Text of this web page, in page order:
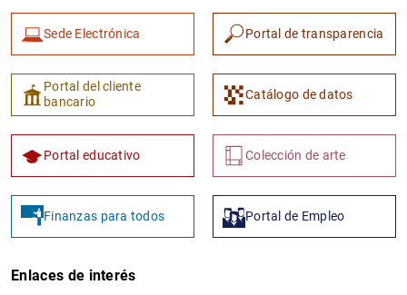
Sede Electrónica Portal de transparencia
Portal del cliente
bancario
Catálogo de datos
Portal educativo Colección de arte
Finanzas para todos Portal de Empleo
Enlaces de interés